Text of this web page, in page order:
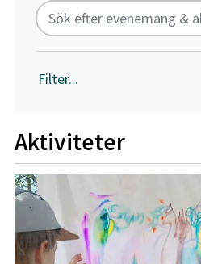
Fritextsök
Filter...
Aktiviteter